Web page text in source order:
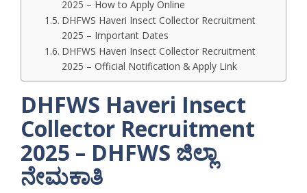
2025 – How to Apply Online
DHFWS Haveri Insect Collector Recruitment
2025 – Important Dates
DHFWS Haveri Insect Collector Recruitment
2025 – Official Notification & Apply Link
DHFWS Haveri Insect
Collector Recruitment
2025 – DHFWS ಜಿಲ್ಲಾ
ನೇಮಕಾತಿ